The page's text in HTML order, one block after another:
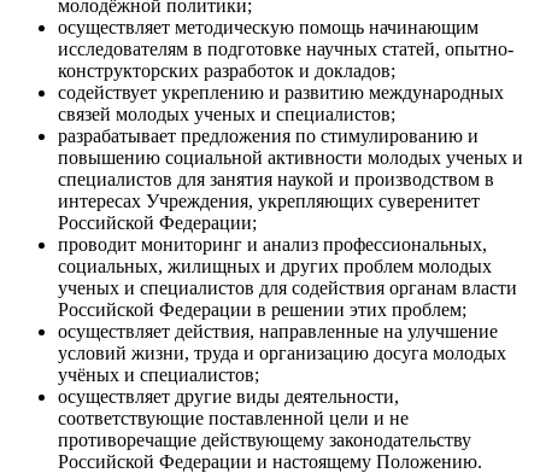
молодёжной политики;
осуществляет методическую помощь начинающим
исследователям в подготовке научных статей, опытно-
конструкторских разработок и докладов;
содействует укреплению и развитию международных
связей молодых ученых и специалистов;
разрабатывает предложения по стимулированию и
повышению социальной активности молодых ученых и
специалистов для занятия наукой и производством в
интересах Учреждения, укрепляющих суверенитет
Российской Федерации;
проводит мониторинг и анализ профессиональных,
социальных, жилищных и других проблем молодых
ученых и специалистов для содействия органам власти
Российской Федерации в решении этих проблем;
осуществляет действия, направленные на улучшение
условий жизни, труда и организацию досуга молодых
учёных и специалистов;
осуществляет другие виды деятельности,
соответствующие поставленной цели и не
противоречащие действующему законодательству
Российской Федерации и настоящему Положению.